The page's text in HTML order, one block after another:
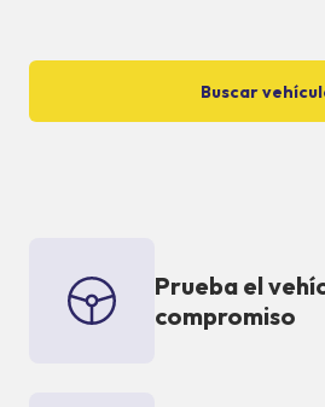
Buscar
Prueba el
compromiso